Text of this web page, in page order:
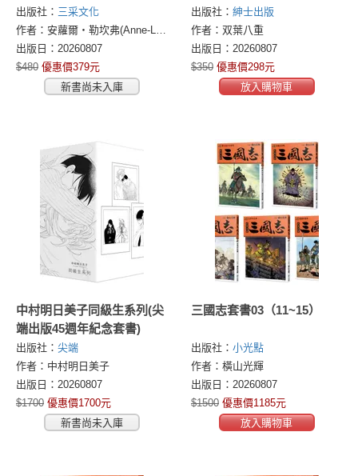
出版社： 三采文化
作者：安蘿爾・勒坎弗(Anne-Laure Le Cunff)
出版日：20260807
$480 優惠價379元
新書尚未入庫
(全)
出版社： 紳士出版
作者：双葉八重
出版日：20260807
$350 優惠價298元
放入購物車
中村明日美子同級生系列(尖
端出版45週年紀念套書)
出版社： 尖端
作者：中村明日美子
出版日：20260807
$1700 優惠價1700元
新書尚未入庫
三國志套書03（11~15）
出版社： 小光點
作者：橫山光輝
出版日：20260807
$1500 優惠價1185元
放入購物車